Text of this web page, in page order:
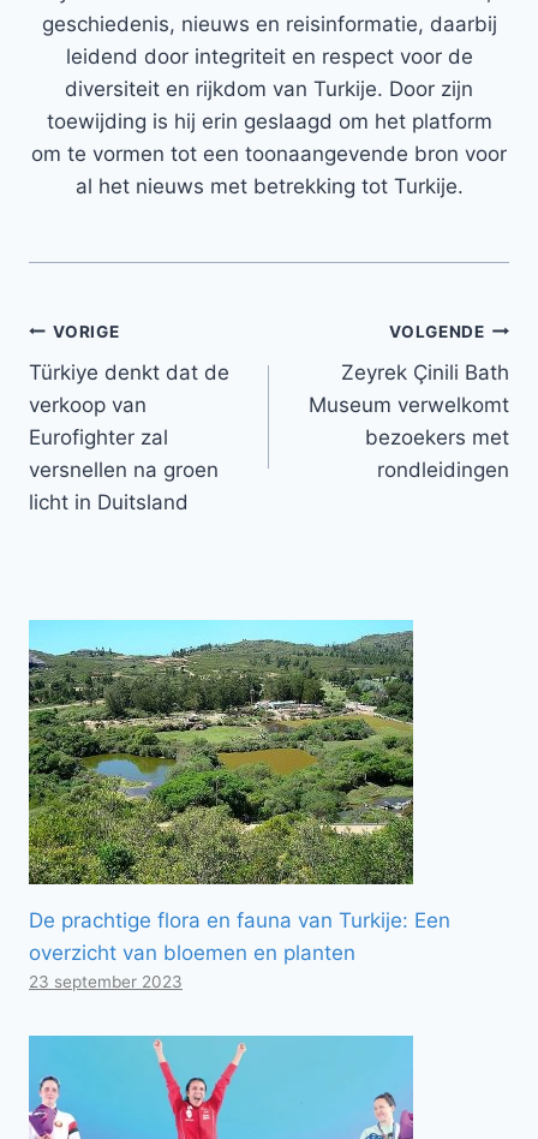
geschiedenis, nieuws en reisinformatie, daarbij
leidend door integriteit en respect voor de
diversiteit en rijkdom van Turkije. Door zijn
toewijding is hij erin geslaagd om het platform
om te vormen tot een toonaangevende bron voor
al het nieuws met betrekking tot Turkije.
Bericht
navigatie
VORIGE
Türkiye denkt dat de
verkoop van
Eurofighter zal
versnellen na groen
licht in Duitsland
VOLGENDE
Zeyrek Çinili Bath
Museum verwelkomt
bezoekers met
rondleidingen
De prachtige flora en fauna van Turkije: Een
overzicht van bloemen en planten
23 september 2023